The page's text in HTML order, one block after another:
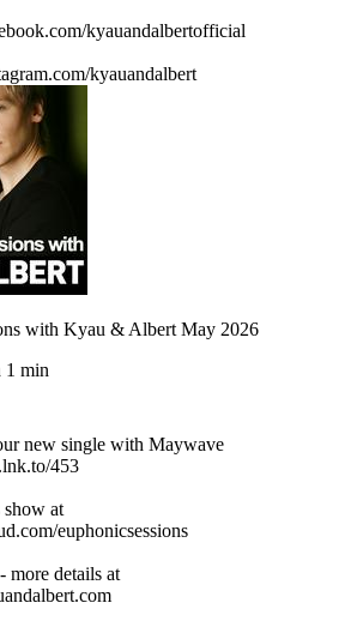
kyauandalbertofficial
kyauandalbert
with Kyau & Albert May 2026
1 min
new single with Maywave
453
at
euphonicsessions
more details at